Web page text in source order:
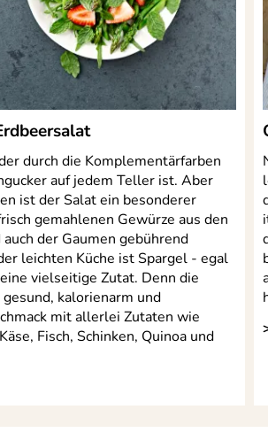
durch die Komplementärfarben
auf jedem Teller ist. Aber
ist der Salat ein besonderer
gemahlenen Gewürze aus den
der Gaumen gebührend
leichten Küche ist Spargel - egal
vielseitige Zutat. Denn die
kalorienarm und
mit allerlei Zutaten wie
Fisch, Schinken, Quinoa und